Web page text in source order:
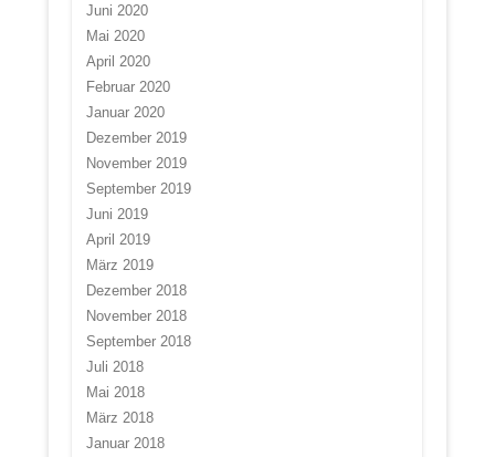
Juni 2020
Mai 2020
April 2020
Februar 2020
Januar 2020
Dezember 2019
November 2019
September 2019
Juni 2019
April 2019
März 2019
Dezember 2018
November 2018
September 2018
Juli 2018
Mai 2018
März 2018
Januar 2018